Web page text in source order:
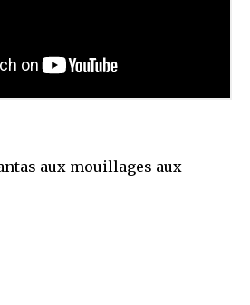
aux mouillages aux